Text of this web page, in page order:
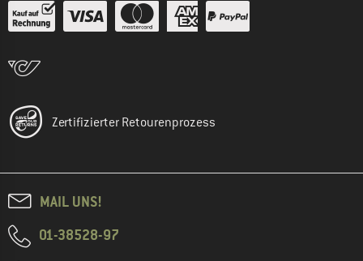
Zertifizierter Retourenprozess
MAIL UNS!
01-38528-97